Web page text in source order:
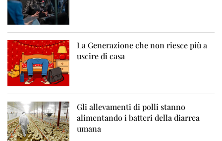
La Generazione che non riesce più a
uscire di casa
Gli allevamenti di polli stanno
alimentando i batteri della diarrea
umana